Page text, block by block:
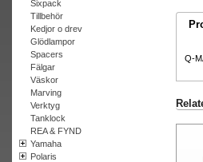
Sixpack
Tillbehör
Kedjor o drev
Glödlampor
Spacers
Fälgar
Väskor
Marving
Verktyg
Tanklock
REA & FYND
Yamaha
Polaris
Q-